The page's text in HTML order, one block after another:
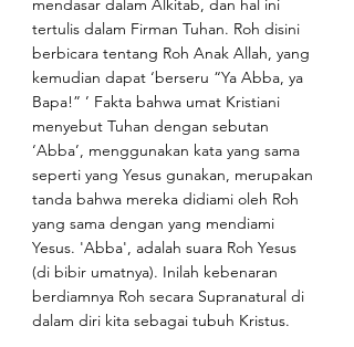
mendasar dalam Alkitab, dan hal ini
tertulis dalam Firman Tuhan. Roh disini
berbicara tentang Roh Anak Allah, yang
kemudian dapat ‘berseru “Ya Abba, ya
Bapa!” ’ Fakta bahwa umat Kristiani
menyebut Tuhan dengan sebutan
‘Abba’, menggunakan kata yang sama
seperti yang Yesus gunakan, merupakan
tanda bahwa mereka didiami oleh Roh
yang sama dengan yang mendiami
Yesus. 'Abba', adalah suara Roh Yesus
(di bibir umatnya). Inilah kebenaran
berdiamnya Roh secara Supranatural di
dalam diri kita sebagai tubuh Kristus.